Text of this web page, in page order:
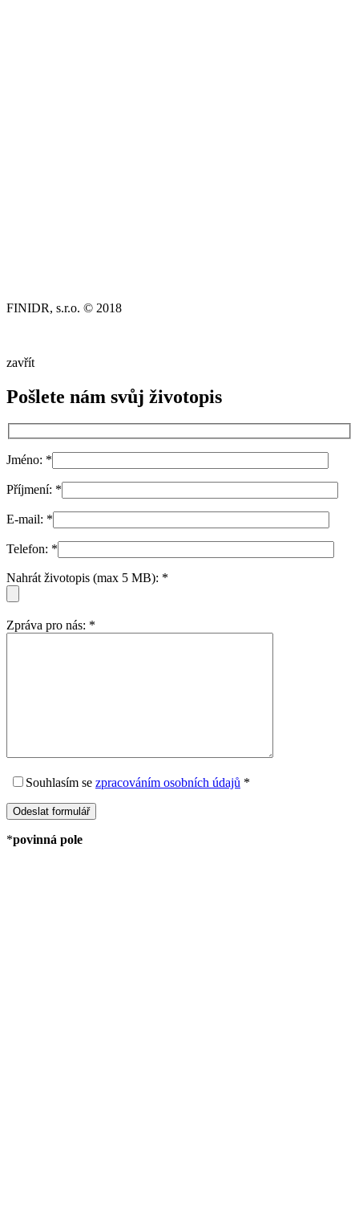
FINIDR, s.r.o. © 2018
zavřít
Pošlete nám svůj životopis
Jméno: *
Příjmení: *
E-mail: *
Telefon: *
Nahrát životopis (max 5 MB): *
Zpráva pro nás: *
Souhlasím se zpracováním osobních údajů *
*povinná pole